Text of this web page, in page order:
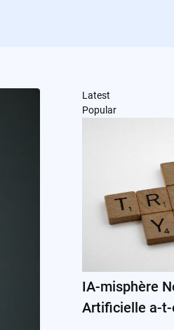
Latest
Popular
IA-misphère
Artificielle a-t-